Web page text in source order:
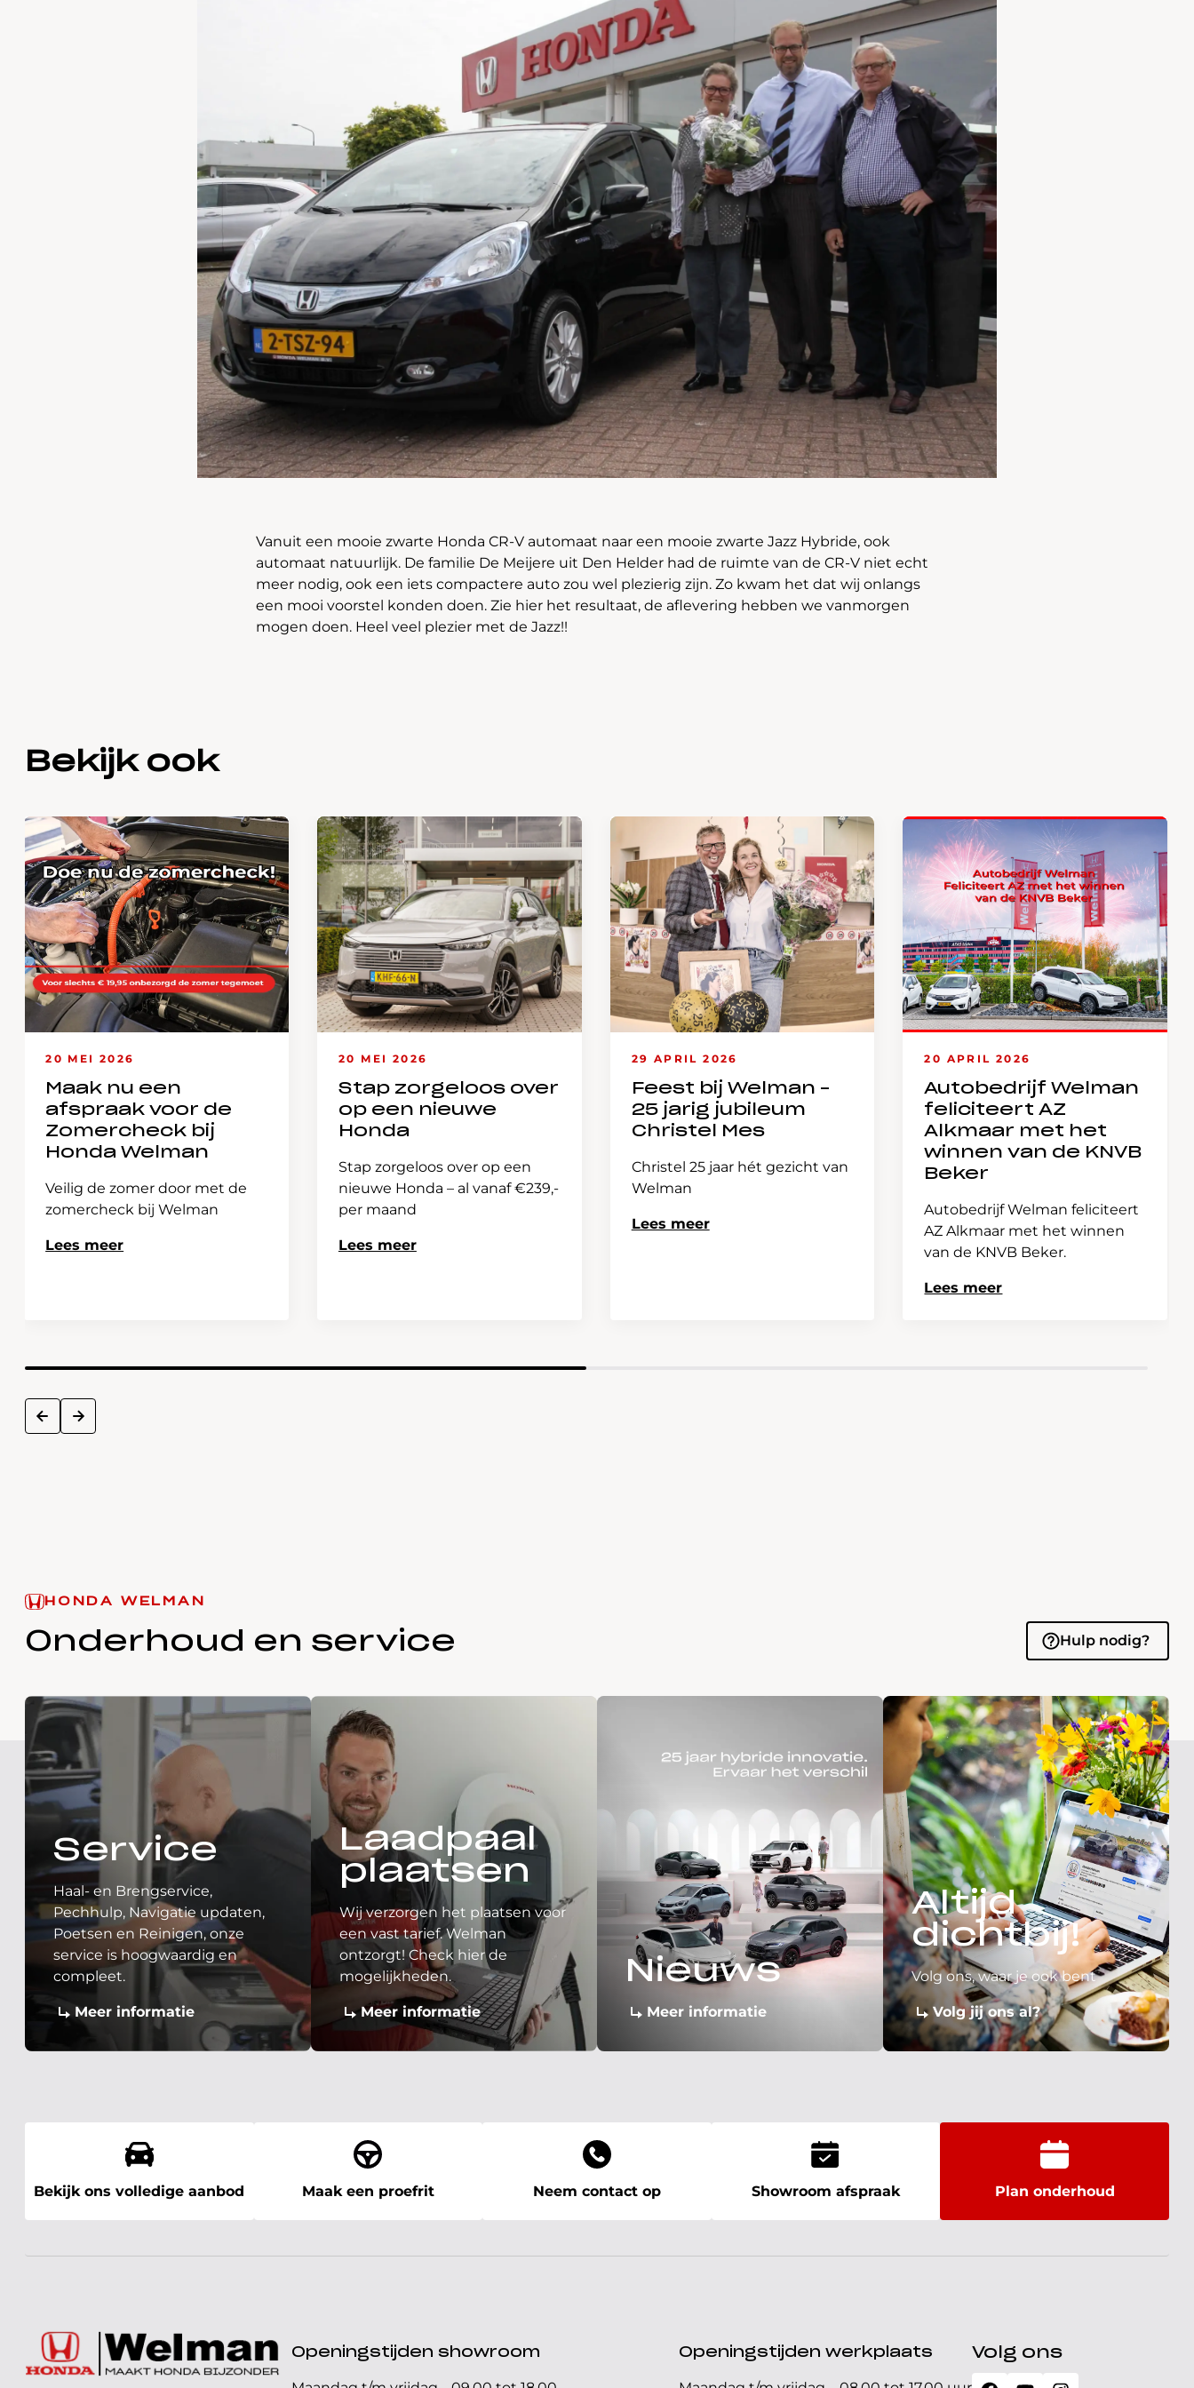
Vanuit een mooie zwarte Honda CR-V automaat naar een mooie zwarte Jazz Hybride, ook
automaat natuurlijk. De familie De Meijere uit Den Helder had de ruimte van de CR-V niet echt
meer nodig, ook een iets compactere auto zou wel plezierig zijn. Zo kwam het dat wij onlangs
een mooi voorstel konden doen. Zie hier het resultaat, de aflevering hebben we vanmorgen
mogen doen. Heel veel plezier met de Jazz!!
Bekijk ook
20 MEI 2026
Maak nu een
afspraak voor de
Zomercheck bij
Honda Welman
Veilig de zomer door met de
zomercheck bij Welman
Lees meer
20 MEI 2026
Stap zorgeloos over
op een nieuwe
Honda
Stap zorgeloos over op een
nieuwe Honda – al vanaf €239,-
per maand
Lees meer
29 APRIL 2026
Feest bij Welman –
25 jarig jubileum
Christel Mes
Christel 25 jaar hét gezicht van
Welman
Lees meer
20 APRIL 2026
Autobedrijf Welman
feliciteert AZ
Alkmaar met het
winnen van de KNVB
Beker
Autobedrijf Welman feliciteert
AZ Alkmaar met het winnen
van de KNVB Beker.
Lees meer
prev next
HONDA WELMAN
Onderhoud en service Hulp nodig?
Service
Haal- en Brengservice,
Pechhulp, Navigatie updaten,
Poetsen en Reinigen, onze
service is hoogwaardig en
compleet.
Meer informatie
Laadpaal
plaatsen
Wij verzorgen het plaatsen voor
een vast tarief. Welman
ontzorgt! Check hier de
mogelijkheden.
Meer informatie
Nieuws
Meer informatie
Altijd
dichtbij!
Volg ons, waar je ook bent
Volg jij ons al?
Bekijk ons volledige aanbod Maak een proefrit Neem contact op Showroom afspraak Plan onderhoud
Openingstijden showroom Openingstijden werkplaats Volg ons